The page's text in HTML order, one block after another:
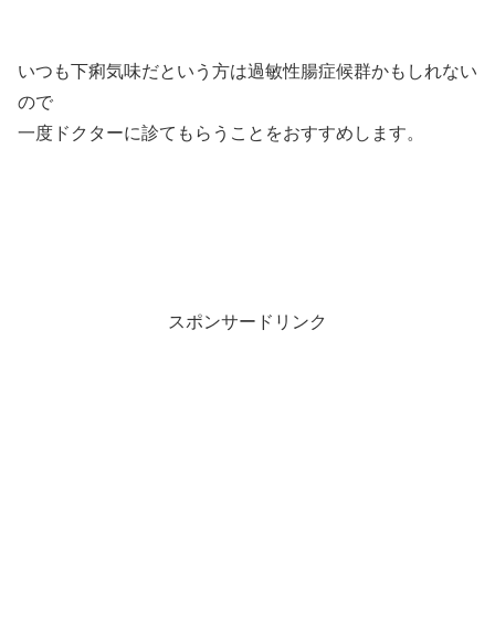
いつも下痢気味だという方は過敏性腸症候群かもしれない
ので
一度ドクターに診てもらうことをおすすめします。
スポンサードリンク